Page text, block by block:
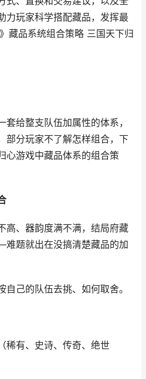
力玩家科学搭配藏品，发挥最
藏品系统组合策略 三国天下归
给整支队伍加属性的体系，
部分玩家不了解怎样组合，下
心游戏中藏品体系的组合策
高、器韵度满不满，结局府藏
题就出在没搞清楚藏品的加
己的队伍去挑、如何取舍。
稀有、史诗、传奇、绝世